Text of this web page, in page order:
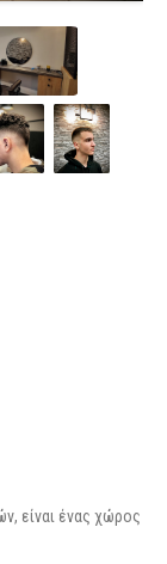
είναι ένας χώρος